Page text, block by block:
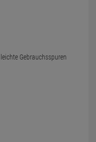
Gebrauchsspuren